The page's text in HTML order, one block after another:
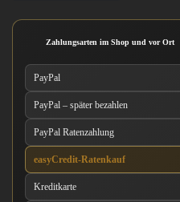
Zahlungsarten im Shop und vor Ort
PayPal
PayPal – später bezahlen
PayPal Ratenzahlung
easyCredit-Ratenkauf
Kreditkarte